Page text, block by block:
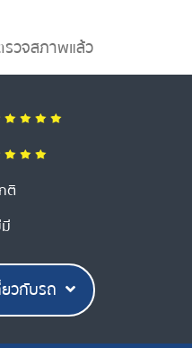
วจสภาพแล้ว
ติ
ยวกับรถ